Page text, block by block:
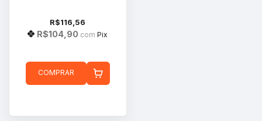
R$116,56
R$104,90 com Pix
COMPRAR